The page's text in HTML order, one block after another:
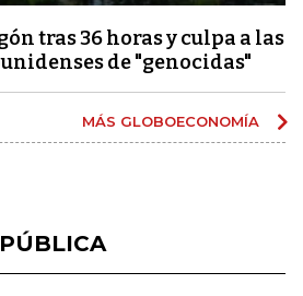
tras 36 horas y culpa a las
de "genocidas"
MÁS GLOBOECONOMÍA